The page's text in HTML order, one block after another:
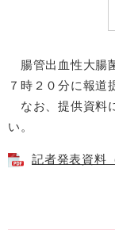
腸管出血性大腸
７時２０分に報道
なお、提供資料
い。
記者発表資料